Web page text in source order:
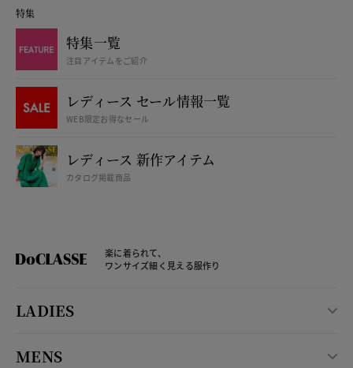
特集
特集一覧
注目アイテムをご紹介
レディース セール情報一覧
WEB限定お得なセール
レディース 新作アイテム
カタログ掲載商品
楽に着られて、
ワンサイズ細く見える服作り
LADIES
MENS